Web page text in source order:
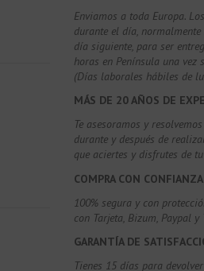
Enviamos a toda Europa.
durante el día, normalmente
día siguiente, para ser
horas en Península una vez
(Días laborales hábiles de
MÁS DE 20 AÑOS DE
Te asesoramos y
durante y después de
que aciertes y disfrutes de
COMPRA CON CONFIANZA
100% segura y con
con Tarjeta, Bizum, Paypal y
GARANTÍA DE
Tienes 15 días para